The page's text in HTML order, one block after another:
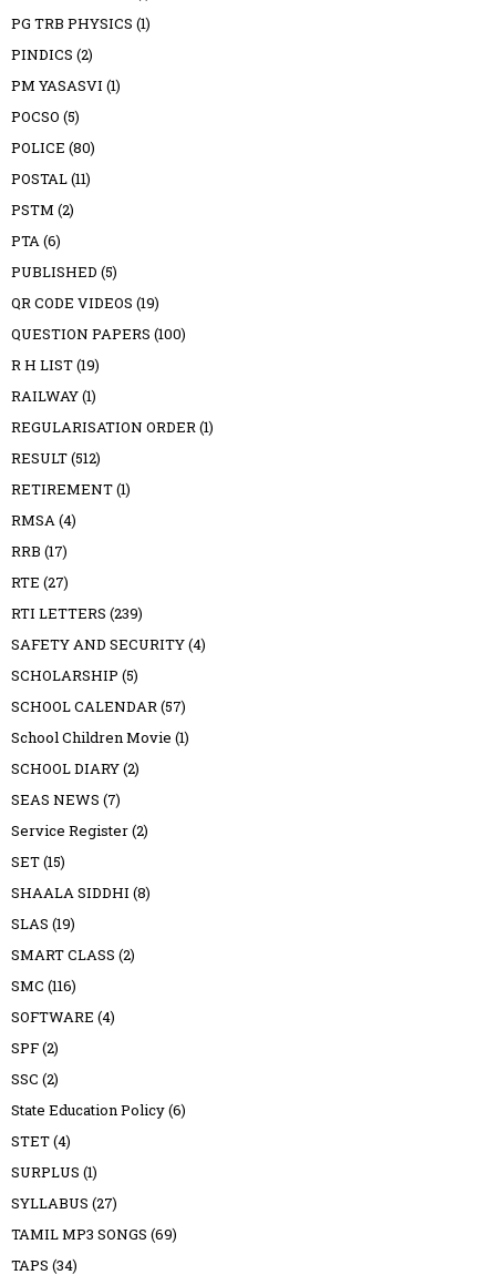
PG TRB PHYSICS (1)
PINDICS (2)
PM YASASVI (1)
POCSO (5)
POLICE (80)
POSTAL(11)
PSTM (2)
PTA(6)
PUBLISHED (5)
QR CODE VIDEOS (19)
QUESTION PAPERS (100)
R H LIST(19)
RAILWAY(1)
REGULARISATION ORDER(1)
RESULT(512)
RETIREMENT(1)
RMSA(4)
RRB (17)
RTE (27)
RTI LETTERS (239)
SAFETY AND SECURITY(4)
SCHOLARSHIP (5)
SCHOOL CALENDAR(57)
School Children Movie (1)
SCHOOL DIARY(2)
SEAS NEWS (7)
Service Register(2)
SET(15)
SHAALA SIDDHI (8)
SLAS (19)
SMART CLASS (2)
SMC (116)
SOFTWARE (4)
SPF(2)
SSC (2)
State Education Policy(6)
STET(4)
SURPLUS (1)
SYLLABUS (27)
TAMIL MP3 SONGS (69)
TAPS (34)